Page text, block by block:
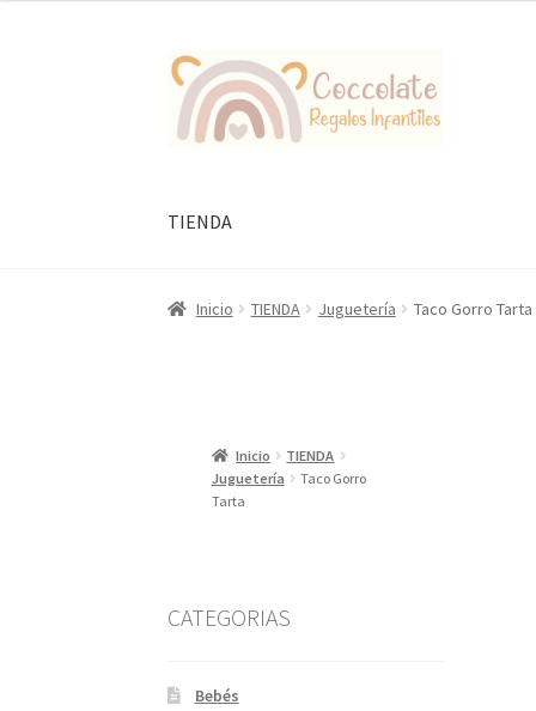
Ir
la
Ir
al
contenido
TIENDA
Inicio TIENDA Juguetería Taco Gorro Tarta
Inicio
TIENDA
Juguetería
Taco Gorro
Tarta
CATEGORIAS
Bebés